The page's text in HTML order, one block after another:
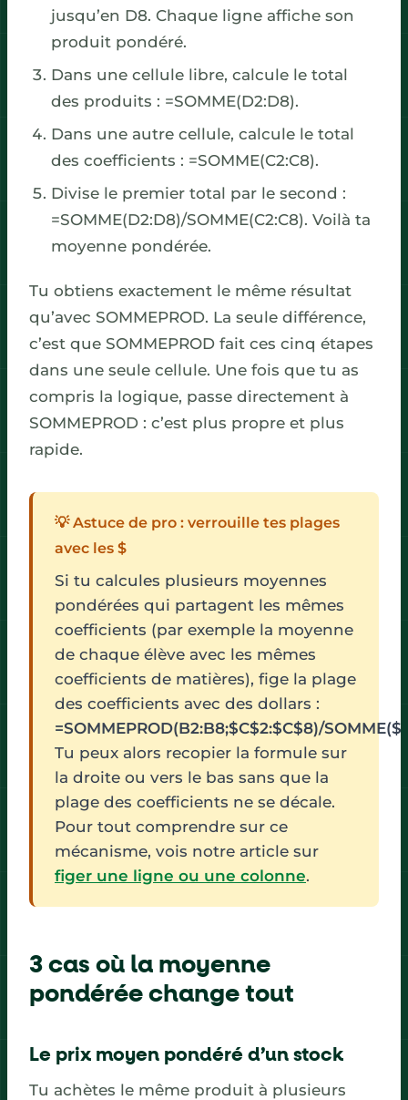
jusqu’en D8. Chaque ligne affiche son
produit pondéré.
Dans une cellule libre, calcule le total
des produits : =SOMME(D2:D8).
Dans une autre cellule, calcule le total
des coefficients : =SOMME(C2:C8).
Divise le premier total par le second :
=SOMME(D2:D8)/SOMME(C2:C8). Voilà ta
moyenne pondérée.
Tu obtiens exactement le même résultat
qu’avec SOMMEPROD. La seule différence,
c’est que SOMMEPROD fait ces cinq étapes
dans une seule cellule. Une fois que tu as
compris la logique, passe directement à
SOMMEPROD : c’est plus propre et plus
rapide.
💡 Astuce de pro : verrouille tes plages
avec les $
Si tu calcules plusieurs moyennes
pondérées qui partagent les mêmes
coefficients (par exemple la moyenne
de chaque élève avec les mêmes
coefficients de matières), fige la plage
des coefficients avec des dollars :
=SOMMEPROD(B2:B8;$C$2:$C$8)/
Tu peux alors recopier la formule sur
la droite ou vers le bas sans que la
plage des coefficients ne se décale.
Pour tout comprendre sur ce
mécanisme, vois notre article sur
figer une ligne ou une colonne.
3 cas où la moyenne
pondérée change tout
Le prix moyen pondéré d’un stock
Tu achètes le même produit à plusieurs